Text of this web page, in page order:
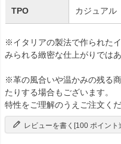
TPO カジュアル
※イタリアの製法で作られた
みられる緻密な仕上がりではあ
※革の風合いや温かみの残る
たりする場合もございます。
特性をご理解のうえご注文くだ
レビューを書く[100 ポイント